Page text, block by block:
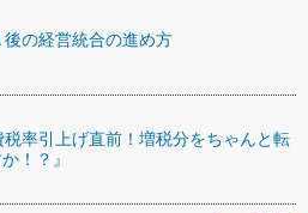
の経営統合の進め方
率引上げ直前！増税分をちゃんと転
！？』